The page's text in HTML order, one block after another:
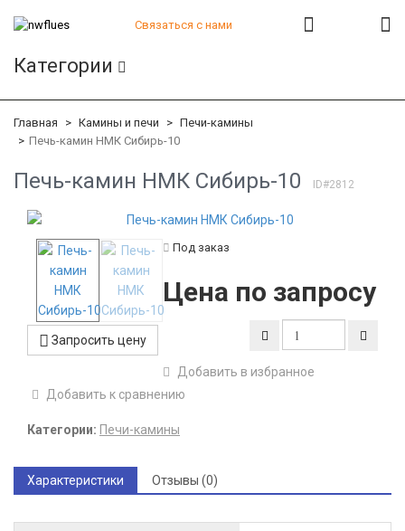
Связаться с нами
+7 (812) 542-07-85
+7 (812) 380-41-39
Категории
Главная Камины и печи
Печи-камины
Печь-камин НМК Сибирь-10
Печь-камин НМК Сибирь-10 ID#2812
Под заказ
Цена по запросу
Запросить цену
Добавить в избранное
Добавить к сравнению
Категории: Печи-камины
Характеристики Отзывы (0)